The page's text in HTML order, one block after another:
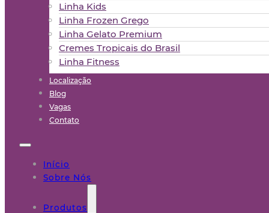
Linha Kids
Linha Frozen Grego
Linha Gelato Premium
Cremes Tropicais do Brasil
Linha Fitness
Localização
Blog
Vagas
Contato
Início
Sobre Nós
Produtos